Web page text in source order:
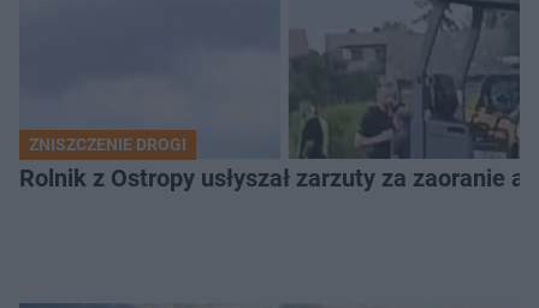
ZNISZCZENIE DROGI
Rolnik z Ostropy usłyszał zarzuty za zaoranie